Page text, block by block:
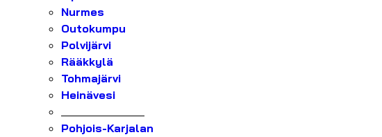
Nurmes
Outokumpu
Polvijärvi
Rääkkylä
Tohmajärvi
Heinävesi
Pohjois-Karjalan